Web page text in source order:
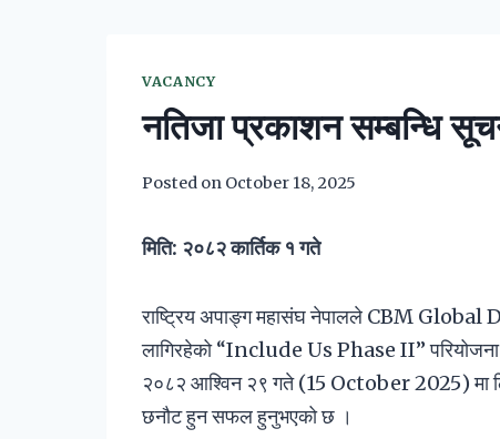
VACANCY
नतिजा प्रकाशन सम्बन्धि
Posted on October 18, 2025
मिति: २०८२ कार्तिक १ गते
राष्ट्रिय अपाङ्ग महासंघ नेपालले CBM
लागिरहेको “Include Us Phase II” परियोजना
२०८२ आश्विन २९ गते (15 October 2025) मा
छनौट हुन सफल हुनुभएको छ ।